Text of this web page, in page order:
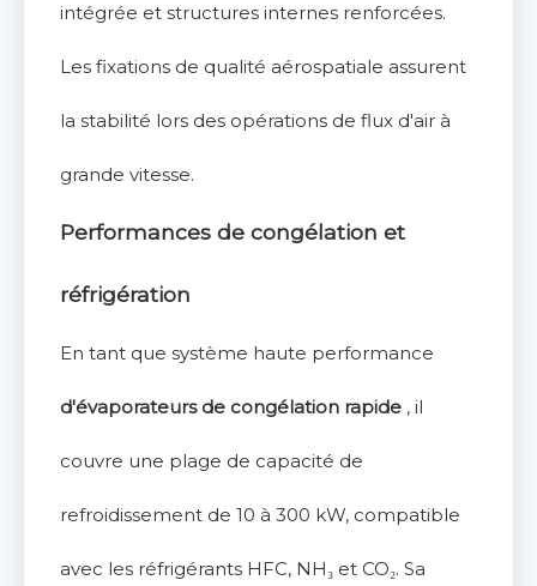
intégrée et structures internes renforcées.
Les fixations de qualité aérospatiale assurent
la stabilité lors des opérations de flux d'air à
grande vitesse.
Performances de congélation et
réfrigération
En tant que système haute performance
d'évaporateurs de congélation rapide , il
couvre une plage de capacité de
refroidissement de 10 à 300 kW, compatible
avec les réfrigérants HFC, NH₃ et CO₂. Sa